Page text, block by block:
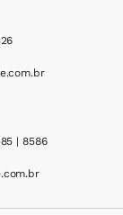
| 8586